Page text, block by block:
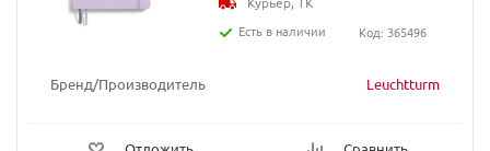
Бренд/Производитель Leuchtturm
Есть в наличии
Код: 365496